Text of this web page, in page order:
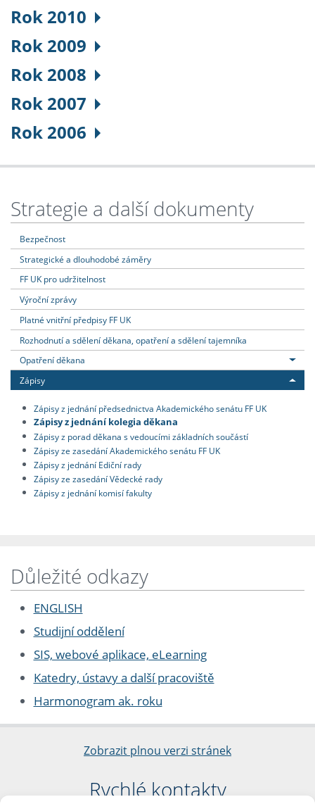
Rok 2010
Rok 2009
Rok 2008
Rok 2007
Rok 2006
Strategie a další dokumenty
Bezpečnost
Strategické a dlouhodobé záměry
FF UK pro udržitelnost
Výroční zprávy
Platné vnitřní předpisy FF UK
Rozhodnutí a sdělení děkana, opatření a sdělení tajemníka
Opatření děkana
Zápisy
Zápisy z jednání předsednictva Akademického senátu FF UK
Zápisy z jednání kolegia děkana
Zápisy z porad děkana s vedoucími základních součástí
Zápisy ze zasedání Akademického senátu FF UK
Zápisy z jednání Ediční rady
Zápisy ze zasedání Vědecké rady
Zápisy z jednání komisí fakulty
Důležité odkazy
ENGLISH
Studijní oddělení
SIS, webové aplikace, eLearning
Katedry, ústavy a další pracoviště
Harmonogram ak. roku
Zobrazit plnou verzi stránek
Rychlé kontakty